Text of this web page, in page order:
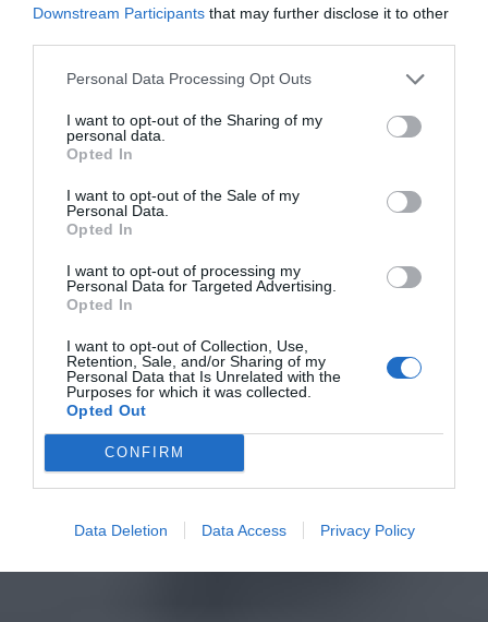
Downstream Participants that may further disclose it to other
Personal Data Processing Opt Outs
I want to opt-out of the Sharing of my
personal data.
Opted In
I want to opt-out of the Sale of my
Personal Data.
Opted In
I want to opt-out of processing my
Personal Data for Targeted Advertising.
Opted In
I want to opt-out of Collection, Use,
Retention, Sale, and/or Sharing of my
Personal Data that Is Unrelated with the
Purposes for which it was collected.
Opted Out
CONFIRM
Data Deletion Data Access Privacy Policy